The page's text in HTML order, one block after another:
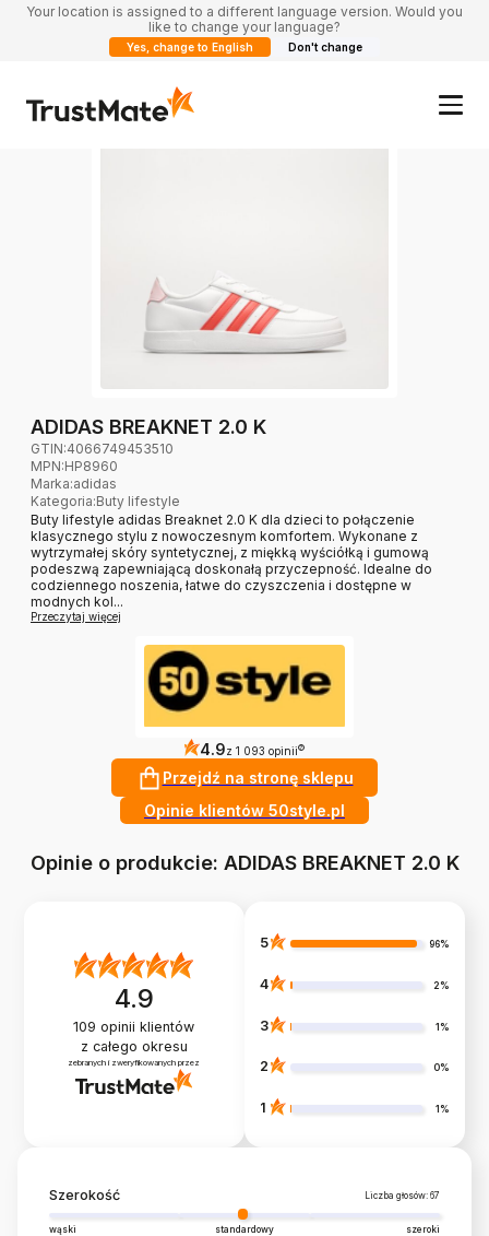
Your location is assigned to a different language version. Would you
like to change your language?
Yes, change to English Don't change
ADIDAS BREAKNET 2.0 K
GTIN:4066749453510
MPN:HP8960
Marka:adidas
Kategoria:Buty lifestyle
Buty lifestyle adidas Breaknet 2.0 K dla dzieci to połączenie
klasycznego stylu z nowoczesnym komfortem. Wykonane z
wytrzymałej skóry syntetycznej, z miękką wyściółką i gumową
podeszwą zapewniającą doskonałą przyczepność. Idealne do
codziennego noszenia, łatwe do czyszczenia i dostępne w
modnych kol...
Przeczytaj więcej
4.9z 1 093 opinii ?
Przejdź na stronę sklepu
Opinie klientów 50style.pl
Opinie o produkcie: ADIDAS BREAKNET 2.0 K
4.9
109 opinii klientów
z całego okresu
zebranych i zweryfikowanych przez
5 96%
4 2%
3 1%
2 0%
1 1%
Szerokość Liczba głosów: 67
wąski standardowy szeroki